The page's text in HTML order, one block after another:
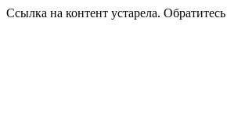
Ссылка на контент устарела.